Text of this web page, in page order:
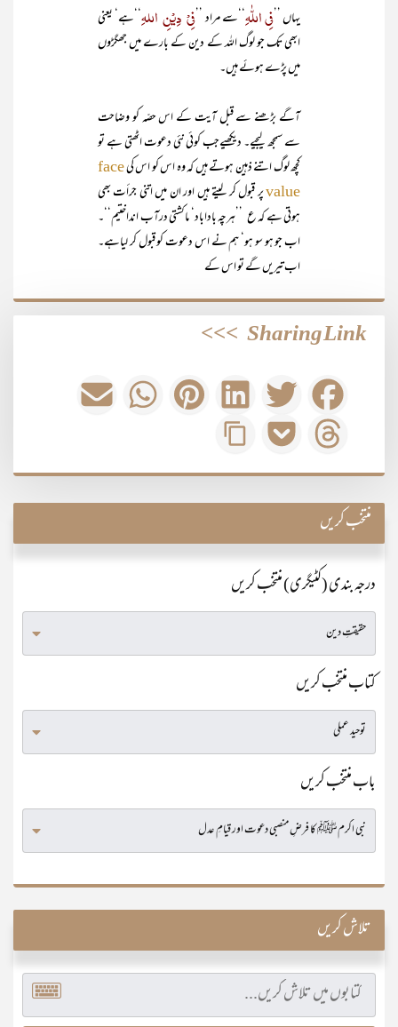
یہاں ’’فِی اللّٰہِ‘‘سے مراد ’’ فِیْ دِیْنِ اللہِ‘‘ہے‘ یعنی
ابھی تک جو لوگ اللہ کے دین کے بارے میں جھگڑوں
میں پڑے ہوئے ہیں۔
آگے بڑھنے سے قبل آیت کے اس حصّہ کو وضاحت
سے سمجھ لیجیے۔ دیکھیےجب کوئی نئی دعوت اٹھتی ہے تو
کچھ لوگ اتنے ذہین ہوتے ہیں کہ وہ اس کو اس کیface
valueپر قبول کر لیتے ہیں اور ان میں اتنی جرأت بھی
ہوتی ہے کہ ع ’’ہرچہ باداباد‘ ماکشتی درآب انداختیم‘‘۔
اب جو ہو سو ہو‘ ہم نے اس دعوت کو قبول کر لیاہے۔
اب تیریں گے تو اس کے
Sharing Link
>>>
منتخب کریں
درجہ بندی (کٹیگری) منتخب کریں
کتاب منتخب کریں
باب منتخب کریں
تلاش کریں